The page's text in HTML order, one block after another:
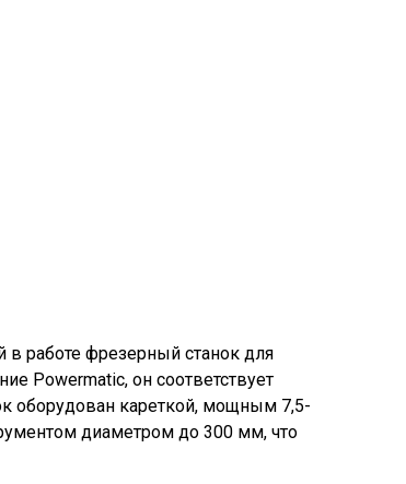
работе фрезерный станок для
Powermatic, он соответствует
оборудован кареткой, мощным 7,5-
диаметром до 300 мм, что